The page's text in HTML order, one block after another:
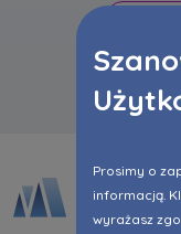
Prosimy o
informacją.
wyrażasz